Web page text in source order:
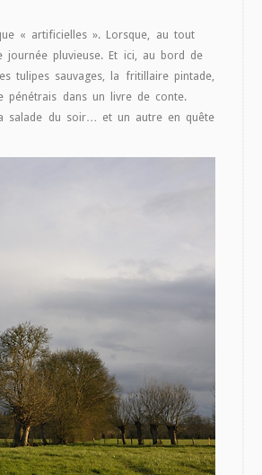
« artificielles ». Lorsque, au tout
journée pluvieuse. Et ici, au bord de
tulipes sauvages, la fritillaire pintade,
pénétrais dans un livre de conte.
salade du soir… et un autre en quête